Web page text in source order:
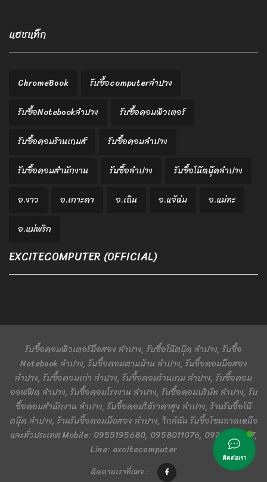
แฮชแท็ก
ChromeBook
รับซื้อcomputerลำปาง
รับซื้อNotebookลำปาง
รับซื้อคอมพิวเตอร์
รับซื้อคอมร้านเกมส์
รับซื้อคอมลำปาง
รับซื้อคอมสำนักงาน
รับซื้อลำปาง
รับซื้อโน๊ตบุ๊คลำปาง
อ.งาว
อ.เกาะคา อ.เถิน อ.แจ้ห่ม
อ.แม่ทะ
อ.แม่พริก
EXCITECOMPUTER (OFFICIAL)
รับซื้อคอมพิวเตอร์มือสอง ลำปาง, รับซื้อโน๊ตบุ๊ค ลำปาง, รับซื้อ
Notebook ลำปาง, รับซื้อคอมตามบ้าน ลำปาง, รับซื้อคอมมือสอง
ลำปาง, รับซื้อคอมเก่า ลำปาง, รับซื้อคอมร้านเกม ลำปาง, รับซื้อคอม
ออฟฟิต ลำปาง, รับซื้อคอมโรงงาน ลำปาง, รับซื้อคอมบริษัท ลำปาง, รับ
ซื้อคอมสำนักงาน ลำปาง, รับซื้อคอมให้ราคาสูง ลำปาง, ร้านรับซื้อโน๊
ตบุ๊ค ลำปาง, ร้านรับซื้อคอมมือสอง ลำปาง, ใกล้ฉัน รับซื้อโซนภาคเหนือ
และทั่วประเทศ Mobile: 0955195680, 0958011076, 0924401367,
Line: excitecomputer
ติดตามเราที่เพจ :
ติดต่อเรา